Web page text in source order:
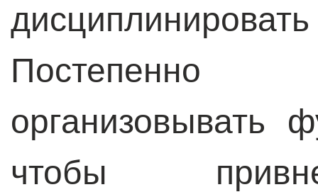
организовывать
чтобы